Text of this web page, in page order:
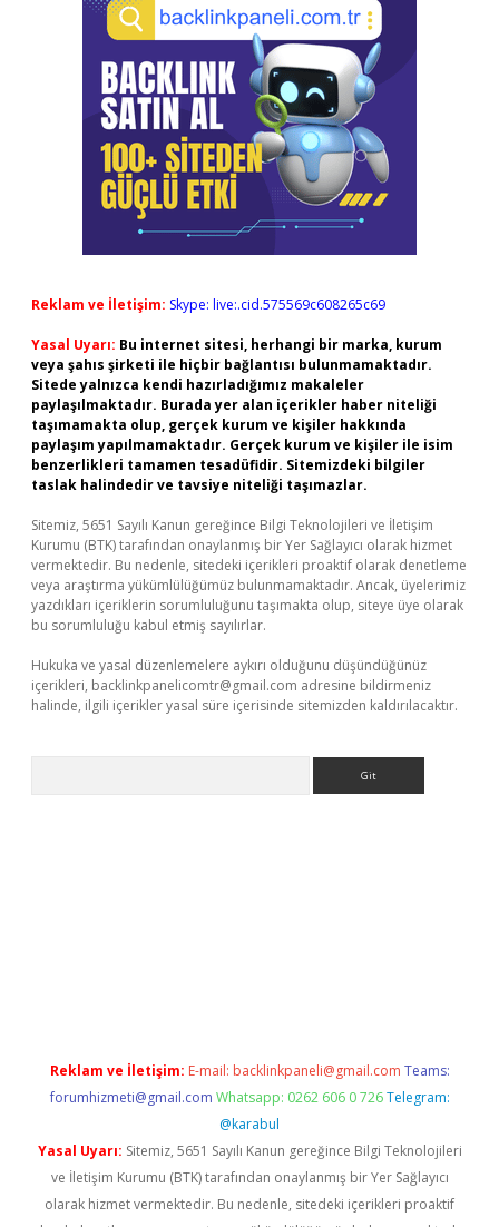
Reklam ve İletişim: Skype: live:.cid.575569c608265c69
Yasal Uyarı: Bu internet sitesi, herhangi bir marka, kurum
veya şahıs şirketi ile hiçbir bağlantısı bulunmamaktadır.
Sitede yalnızca kendi hazırladığımız makaleler
paylaşılmaktadır. Burada yer alan içerikler haber niteliği
taşımamakta olup, gerçek kurum ve kişiler hakkında
paylaşım yapılmamaktadır. Gerçek kurum ve kişiler ile isim
benzerlikleri tamamen tesadüfidir. Sitemizdeki bilgiler
taslak halindedir ve tavsiye niteliği taşımazlar.
Sitemiz, 5651 Sayılı Kanun gereğince Bilgi Teknolojileri ve İletişim
Kurumu (BTK) tarafından onaylanmış bir Yer Sağlayıcı olarak hizmet
vermektedir. Bu nedenle, sitedeki içerikleri proaktif olarak denetleme
veya araştırma yükümlülüğümüz bulunmamaktadır. Ancak, üyelerimiz
yazdıkları içeriklerin sorumluluğunu taşımakta olup, siteye üye olarak
bu sorumluluğu kabul etmiş sayılırlar.
Hukuka ve yasal düzenlemelere aykırı olduğunu düşündüğünüz
içerikleri, backlinkpanelicomtr@gmail.com adresine bildirmeniz
halinde, ilgili içerikler yasal süre içerisinde sitemizden kaldırılacaktır.
Reklam ve İletişim: E-mail: backlinkpaneli@gmail.com Teams:
forumhizmeti@gmail.com Whatsapp: 0262 606 0 726 Telegram:
@karabul
Yasal Uyarı: Sitemiz, 5651 Sayılı Kanun gereğince Bilgi Teknolojileri
ve İletişim Kurumu (BTK) tarafından onaylanmış bir Yer Sağlayıcı
olarak hizmet vermektedir. Bu nedenle, sitedeki içerikleri proaktif